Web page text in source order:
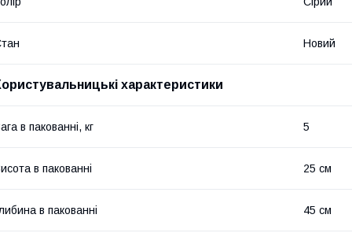
Новий
характеристики
в пакованні, кг 5
в пакованні 25 см
в пакованні 45 см